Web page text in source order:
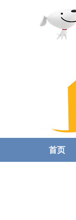
首页